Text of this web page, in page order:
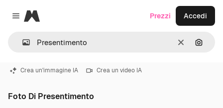
Close menu
Magnific
CancellaCerca
Prezzi Accedi
Crea un'immagine IA Crea un video IA
Foto Di Presentimento